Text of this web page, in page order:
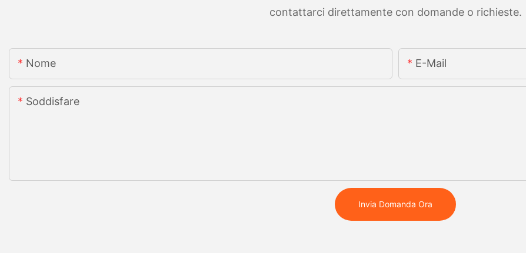
contattarci direttamente con domande o richieste.
Nome E-Mail
Soddisfare
Invia Domanda Ora